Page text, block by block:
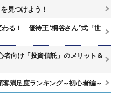
見つけよう！
わる！ 優待王“桐谷さん”式「世
向け「投資信託」のメリット＆
満足度ランキング～初心者編～